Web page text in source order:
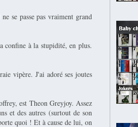
se passe pas vraiment grand
confine à la stupidité, en plus.
vipère. J'ai adoré ses joutes
est Theon Greyjoy. Assez
et des autres (surtout de son
quoi ! Et à cause de lui, on